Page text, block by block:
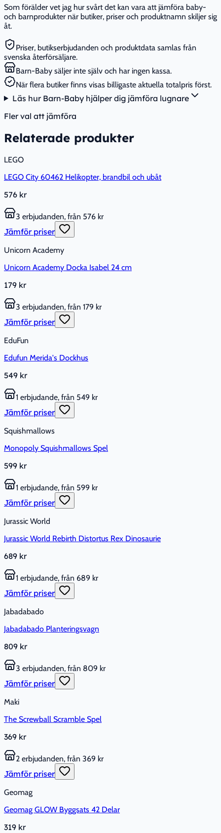
Som förälder vet jag hur svårt det kan vara att jämföra baby-
och barnprodukter när butiker, priser och produktnamn skiljer sig
åt.
Priser, butikserbjudanden och produktdata samlas från
svenska återförsäljare.
Barn-Baby säljer inte själv och har ingen kassa.
När flera butiker finns visas billigaste aktuella totalpris först.
Läs hur Barn-Baby hjälper dig jämföra lugnare
Fler val att jämföra
Relaterade produkter
LEGO
LEGO City 60462 Helikopter, brandbil och ubåt
576 kr
3 erbjudanden, från 576 kr
Jämför priser
Unicorn Academy
Unicorn Academy Docka Isabel 24 cm
179 kr
3 erbjudanden, från 179 kr
Jämför priser
EduFun
Edufun Merida's Dockhus
549 kr
1 erbjudande, från 549 kr
Jämför priser
Squishmallows
Monopoly Squishmallows Spel
599 kr
1 erbjudande, från 599 kr
Jämför priser
Jurassic World
Jurassic World Rebirth Distortus Rex Dinosaurie
689 kr
1 erbjudande, från 689 kr
Jämför priser
Jabadabado
Jabadabado Planteringsvagn
809 kr
3 erbjudanden, från 809 kr
Jämför priser
Maki
The Screwball Scramble Spel
369 kr
2 erbjudanden, från 369 kr
Jämför priser
Geomag
Geomag GLOW Byggsats 42 Delar
319 kr